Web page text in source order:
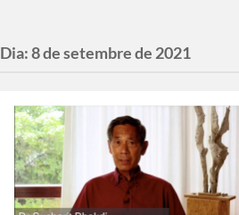
Dia:8 de setembre de 2021